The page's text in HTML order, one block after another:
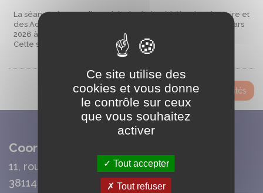
La séance du conseil municipal relative à l'élection du Maire et
des Adjoints aura lieu en salle du Conseil Municipal le 20 mars
2026 à 19h.
Cette séance est publique.
Toutes les actualités
Coordonnées Mairie
11, route de la Cour Basse
38114 Vaujany
Ce site utilise des
cookies et vous donne
le contrôle sur ceux
que vous souhaitez
activer
Tout accepter
Tout refuser